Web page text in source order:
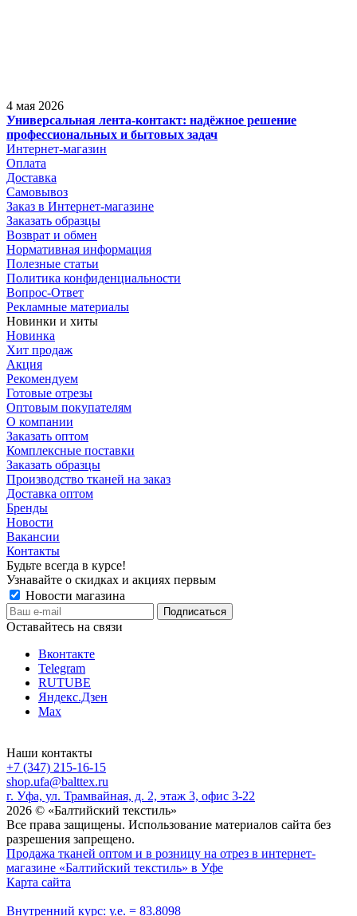
4 мая 2026
Универсальная лента-контакт: надёжное решение
профессиональных и бытовых задач
Интернет-магазин
Оплата
Доставка
Самовывоз
Заказ в Интернет-магазине
Заказать образцы
Возврат и обмен
Нормативная информация
Полезные статьи
Политика конфиденциальности
Вопрос-Ответ
Рекламные материалы
Новинки и хиты
Новинка
Хит продаж
Акция
Рекомендуем
Готовые отрезы
Оптовым покупателям
О компании
Заказать оптом
Комплексные поставки
Заказать образцы
Производство тканей на заказ
Доставка оптом
Бренды
Новости
Вакансии
Контакты
Будьте всегда в курсе!
Узнавайте о скидках и акциях первым
Новости магазина
Оставайтесь на связи
Вконтакте
Telegram
RUTUBE
Яндекс.Дзен
Max
Наши контакты
+7 (347) 215-16-15
shop.ufa@balttex.ru
г. Уфа, ул. Трамвайная, д. 2, этаж 3, офис 3-22
2026 © «Балтийский текстиль»
Все права защищены. Использование материалов сайта без
разрешения запрещено.
Продажа тканей оптом и в розницу на отрез в интернет-
магазине «Балтийский текстиль» в Уфе
Карта сайта
Внутренний курс: у.е. = 83.8098